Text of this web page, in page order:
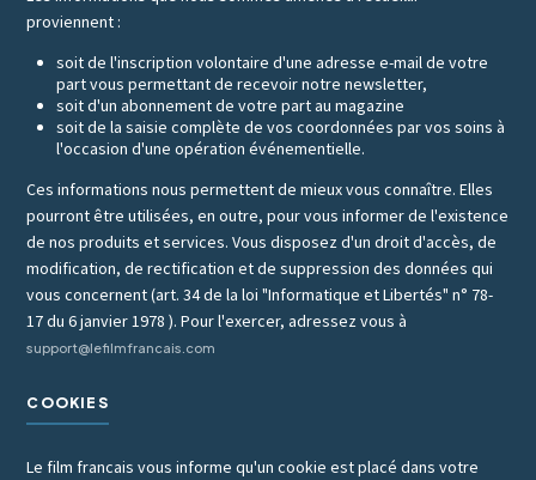
proviennent :
soit de l'inscription volontaire d'une adresse e-mail de votre
part vous permettant de recevoir notre newsletter,
soit d'un abonnement de votre part au magazine
soit de la saisie complète de vos coordonnées par vos soins à
l'occasion d'une opération événementielle.
Ces informations nous permettent de mieux vous connaître. Elles
pourront être utilisées, en outre, pour vous informer de l'existence
de nos produits et services. Vous disposez d'un droit d'accès, de
modification, de rectification et de suppression des données qui
vous concernent (art. 34 de la loi "Informatique et Libertés" n° 78-
17 du 6 janvier 1978 ). Pour l'exercer, adressez vous à
support@lefilmfrancais.com
COOKIES
Le film francais vous informe qu'un cookie est placé dans votre